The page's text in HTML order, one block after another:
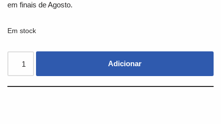
em finais de Agosto.
Em stock
Adicionar